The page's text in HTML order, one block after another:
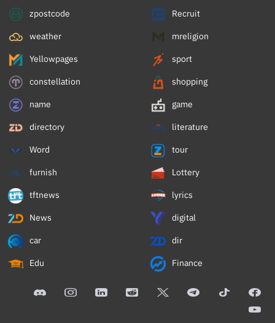
zpostcode Recruit
weather mreligion
Yellowpages sport
constellation shopping
name game
directory literature
Word tour
furnish Lottery
tftnews lyrics
News digital
car dir
Edu Finance